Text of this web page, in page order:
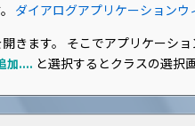
ダイアログアプリケーションウ
きます。 そこでアプリケーシ
加.... と選択するとクラスの選択